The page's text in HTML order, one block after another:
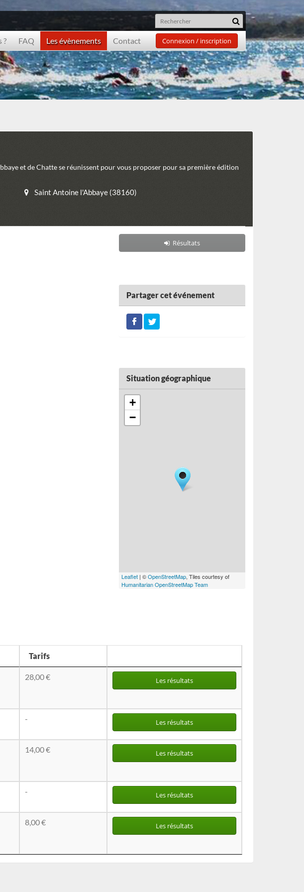
? FAQ Les évènements Contact Connexion / inscription
et de Chatte se réunissent pour vous proposer pour sa première édition
Saint Antoine l'Abbaye (38160)
Résultats
Partager cet événement
Situation géographique
+
−
Leaflet| ©OpenStreetMap, Tiles courtesy of
Humanitarian OpenStreetMap Team
Tarifs
28,00 € Les résultats
- Les résultats
14,00 € Les résultats
- Les résultats
8,00 € Les résultats